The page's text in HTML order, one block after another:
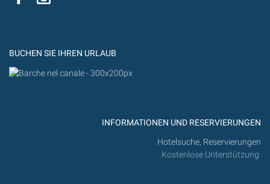
BUCHEN SIE IHREN URLAUB
INFORMATIONEN UND RESERVIERUNGEN
Hotelsuche, Reservierungen
Kostenlose Unterstützung